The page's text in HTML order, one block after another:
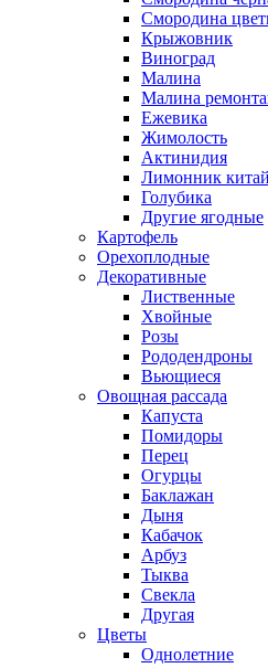
Смородина
Крыжовник
Виноград
Малина
Малина
Ежевика
Жимолость
Актинидия
Лимонник
Голубика
Другие ягодные
Картофель
Орехоплодные
Декоративные
Лиственные
Хвойные
Розы
Рододендроны
Вьющиеся
Овощная рассада
Капуста
Помидоры
Перец
Огурцы
Баклажан
Дыня
Кабачок
Арбуз
Тыква
Свекла
Другая
Цветы
Однолетние